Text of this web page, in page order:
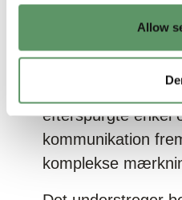
Allow
løsninger. Der blev
klimaindsatser,
efterspurgte enkel
kommunikation
komplekse